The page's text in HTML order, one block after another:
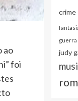
ao
foi
crime
guerra
judy